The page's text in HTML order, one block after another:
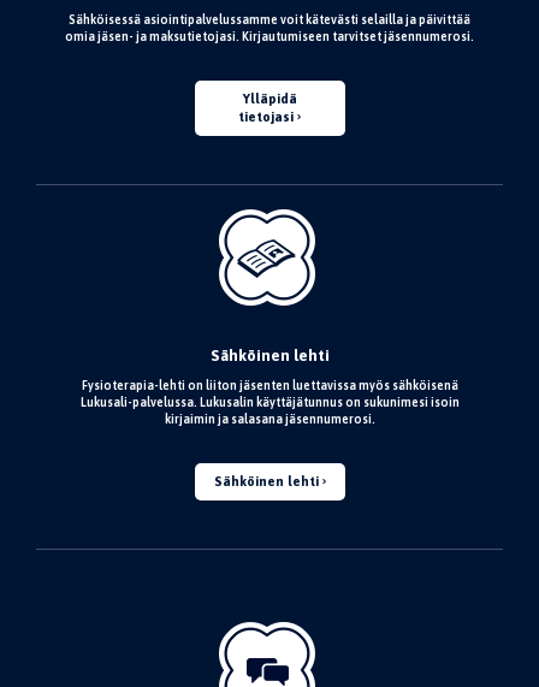
Sähköisessä asiointipalvelussamme voit kätevästi selailla ja päivittää
omia jäsen- ja maksutietojasi. Kirjautumiseen tarvitset jäsennumerosi.
Ylläpidä
tietojasi
Sähköinen lehti
Fysioterapia-lehti on liiton jäsenten luettavissa myös sähköisenä
Lukusali-palvelussa. Lukusalin käyttäjätunnus on sukunimesi isoin
kirjaimin ja salasana jäsennumerosi.
Sähköinen lehti